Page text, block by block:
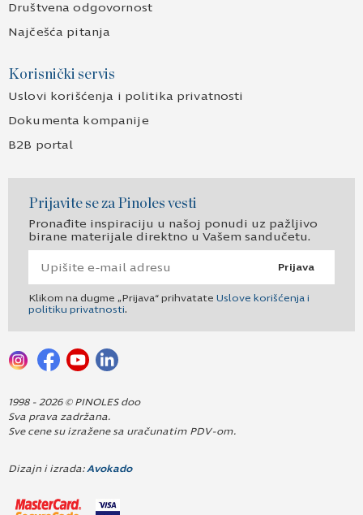
Društvena odgovornost
Najčešća pitanja
Korisnički servis
Uslovi korišćenja i politika privatnosti
Dokumenta kompanije
B2B portal
Prijavite se za Pinoles vesti
Pronađite inspiraciju u našoj ponudi uz pažljivo
birane materijale direktno u Vašem sandučetu.
Prijava
Klikom na dugme „Prijava“ prihvatate Uslove korišćenja i
politiku privatnosti.
1998 - 2026 © PINOLES doo
Sva prava zadržana.
Sve cene su izražene sa uračunatim PDV-om.
Dizajn i izrada:Avokado